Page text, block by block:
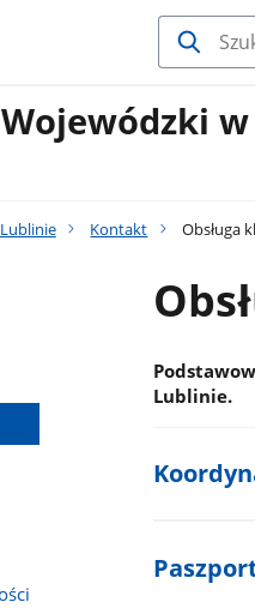
w
Kontakt Obsługa
Lublinie.